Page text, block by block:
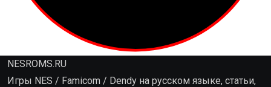
NESROMS.RU
Игры NES / Famicom / Dendy на русском языке, статьи,